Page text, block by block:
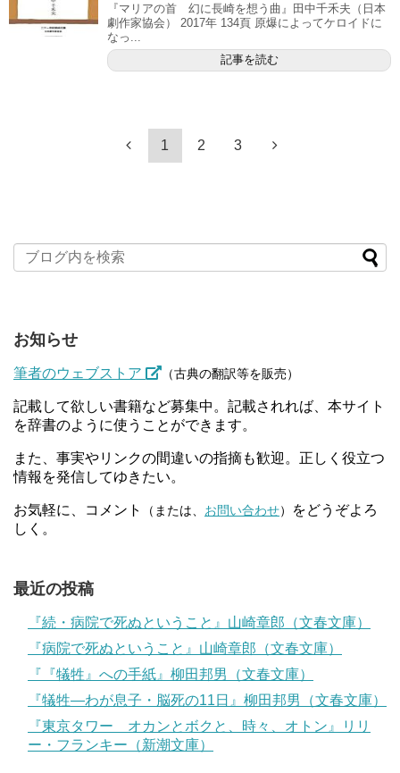
『マリアの首 幻に長崎を想う曲』田中千禾夫（日本
劇作家協会） 2017年 134頁 原爆によってケロイドに
なっ...
記事を読む
1 2 3
お知らせ
筆者のウェブストア （古典の翻訳等を販売）
記載して欲しい書籍など募集中。記載されれば、本サイト
を辞書のように使うことができます。
また、事実やリンクの間違いの指摘も歓迎。正しく役立つ
情報を発信してゆきたい。
お気軽に、コメント （または、 お問い合わせ）
をどうぞよろ
しく。
最近の投稿
『続・病院で死ぬということ』山崎章郎（文春文庫）
『病院で死ぬということ』山崎章郎（文春文庫）
『『犠牲』への手紙』柳田邦男（文春文庫）
『犠牲―わが息子・脳死の11日』柳田邦男（文春文庫）
『東京タワー オカンとボクと、時々、オトン』リリ
ー・フランキー（新潮文庫）